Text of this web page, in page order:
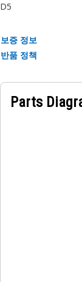
D5
보증 정보
반품 정책
Parts